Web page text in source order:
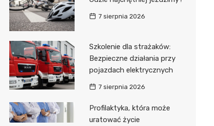
7 sierpnia 2026
Szkolenie dla strażaków:
Bezpieczne działania przy
pojazdach elektrycznych
7 sierpnia 2026
Profilaktyka, która może
uratować życie